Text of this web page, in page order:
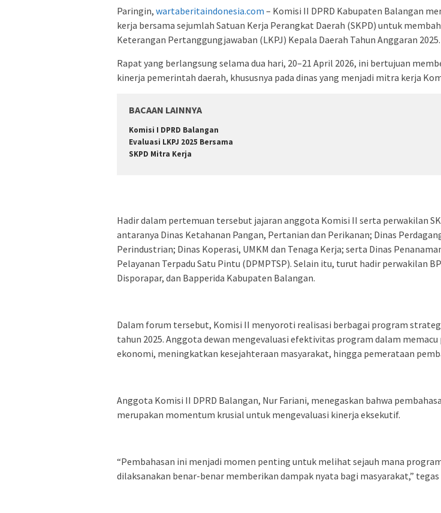
Paringin, wartaberitaindonesia.com – Komisi II DPRD Kabupaten Balangan
kerja bersama sejumlah Satuan Kerja Perangkat Daerah (SKPD) untuk
Keterangan Pertanggungjawaban (LKPJ) Kepala Daerah Tahun Anggaran 2025.
Rapat yang berlangsung selama dua hari, 20–21 April 2026, ini bertujuan
kinerja pemerintah daerah, khususnya pada dinas yang menjadi mitra kerja
BACAAN LAINNYA
Komisi I DPRD Balangan
Evaluasi LKPJ 2025 Bersama
SKPD Mitra Kerja
Hadir dalam pertemuan tersebut jajaran anggota Komisi II serta perwakilan
antaranya Dinas Ketahanan Pangan, Pertanian dan Perikanan; Dinas
Perindustrian; Dinas Koperasi, UMKM dan Tenaga Kerja; serta Dinas
Pelayanan Terpadu Satu Pintu (DPMPTSP). Selain itu, turut hadir perwakilan
Disporapar, dan Bapperida Kabupaten Balangan.
Dalam forum tersebut, Komisi II menyoroti realisasi berbagai program
tahun 2025. Anggota dewan mengevaluasi efektivitas program dalam
ekonomi, meningkatkan kesejahteraan masyarakat, hingga pemerataan
Anggota Komisi II DPRD Balangan, Nur Fariani, menegaskan bahwa
merupakan momentum krusial untuk mengevaluasi kinerja eksekutif.
“Pembahasan ini menjadi momen penting untuk melihat sejauh mana
dilaksanakan benar-benar memberikan dampak nyata bagi masyarakat,” tegas